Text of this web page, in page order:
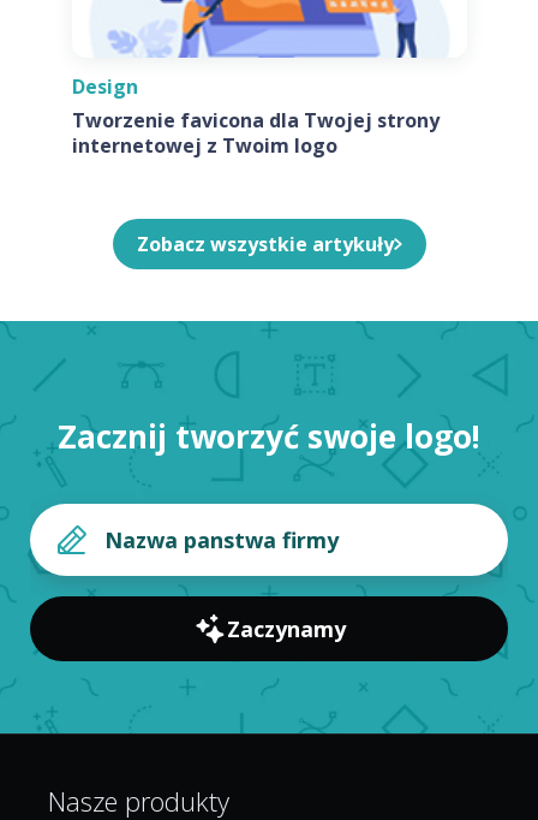
Design
Tworzenie favicona dla Twojej strony
internetowej z Twoim logo
Zobacz wszystkie artykuły
Zacznij tworzyć swoje logo!
Zaczynamy
Nasze produkty